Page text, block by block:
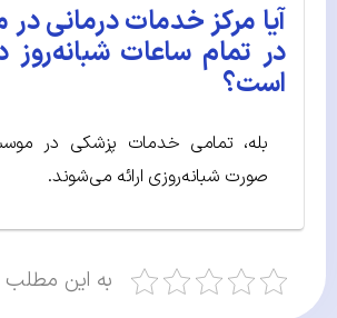
آیا مرکز خدمات درمانی در
در تمام ساعات
است؟
بله، تمامی خدمات پزشکی در
صورت شبانه‌روزی ارائه می‌شوند.
به این مطلب